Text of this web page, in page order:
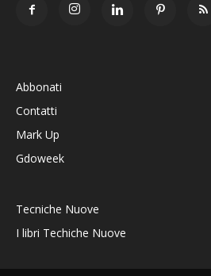
Abbonati
Contatti
Mark Up
Gdoweek
Tecniche Nuove
I libri Techiche Nuove